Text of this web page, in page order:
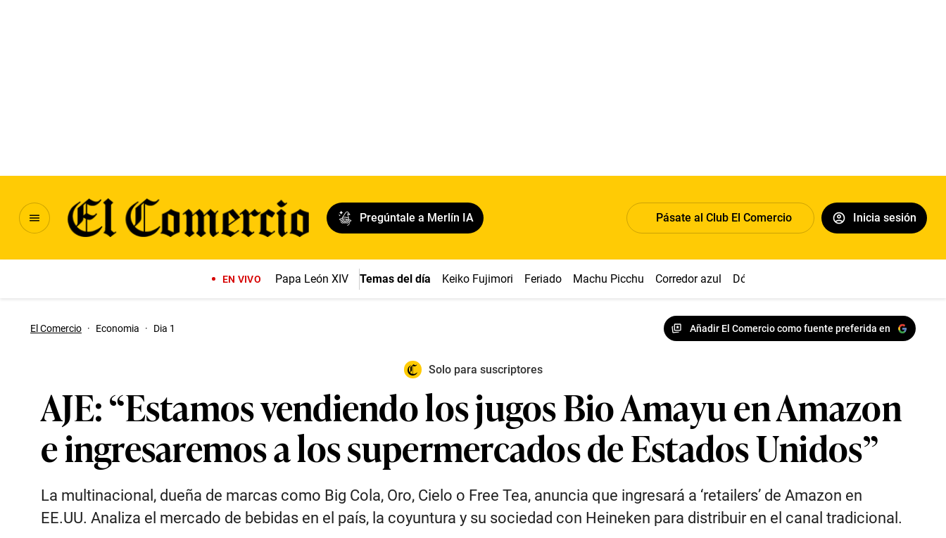
Pregúntale a Merlín IA Pásate al Club El Comercio Inicia sesión
EN VIVO Papa León XIV Temas del día Keiko Fujimori Feriado Machu Picchu Corredor azul Dólar
El Comercio · Economia · Dia 1 Añadir El Comercio como fuente preferida en
Solo para suscriptores
AJE: “Estamos vendiendo los jugos Bio Amayu en Amazon
e ingresaremos a los supermercados de Estados Unidos”
La multinacional, dueña de marcas como Big Cola, Oro, Cielo o Free Tea, anuncia que ingresará a ‘retailers’ de Amazon en
EE.UU. Analiza el mercado de bebidas en el país, la coyuntura y su sociedad con Heineken para distribuir en el canal tradicional.